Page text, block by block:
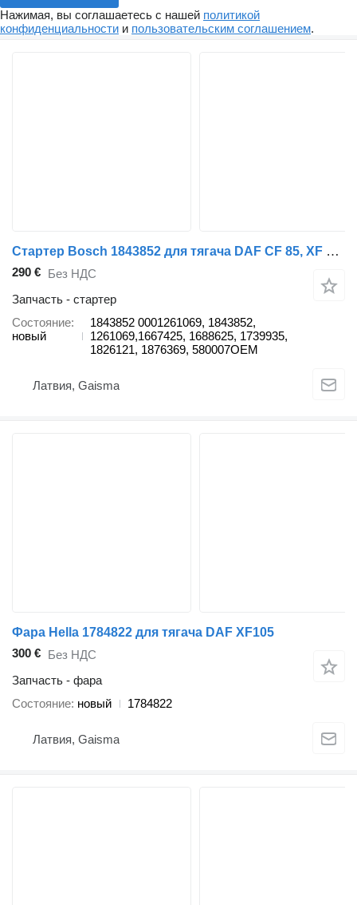
Нажимая, вы соглашаетесь с нашей политикой
конфиденциальности и пользовательским соглашением.
Стартер Bosch 1843852 для тягача DAF CF 85, XF 105, XF 95
290 € Без НДС
Запчасть - стартер
Состояние
новый
1843852 0001261069, 1843852,
1261069,1667425, 1688625, 1739935,
1826121, 1876369, 580007OEM
Латвия, Gaisma
Фара Hella 1784822 для тягача DAF XF105
300 € Без НДС
Запчасть - фара
Состояние новый 1784822
Латвия, Gaisma